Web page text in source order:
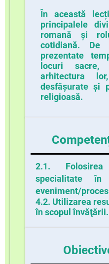
În această
principalele
romană și
cotidiană. De
prezentate
locuri
arhitectura
desfășurate și
religioasă.
2.1.
specialitate în
eveniment/
4.2. Utilizarea
în scopul învăţării.